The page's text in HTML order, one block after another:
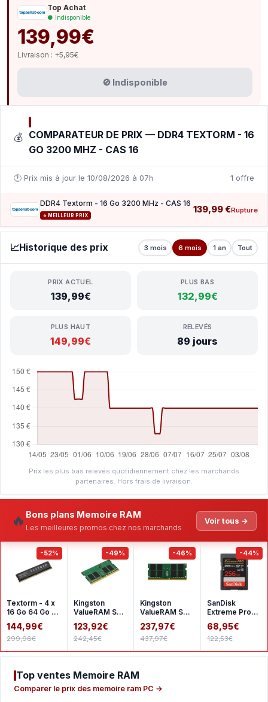
Top Achat
● Indisponible
139,99€
Livraison : +5,95€
🚫 Indisponible
💰 COMPARATEUR DE PRIX — DDR4 TEXTORM - 16
GO 3200 MHZ - CAS 16
🕐 Prix mis à jour le 10/08/2026 à 07h 1 offre
DDR4 Textorm - 16 Go 3200 MHz - CAS 16
⭐ MEILLEUR PRIX
139,99 €Rupture
📈Historique des prix 3 mois 6 mois 1 an Tout
PRIX ACTUEL
139,99€
PLUS BAS
132,99€
PLUS HAUT
149,99€
RELEVÉS
89 jours
Prix les plus bas relevés quotidiennement chez les marchands
partenaires. Hors frais de livraison.
🔥 Bons plans Memoire RAM
Les meilleures promos chez nos marchands
Voir tous →
-52%
Textorm - 4 x
16 Go 64 Go -
DDR4 2666
MHz - CL19
144,99€
299,96€
-49%
Kingston
ValueRAM SO-
DIMM 16 Go
DDR4 3200
MHz CL22
123,92€
242,45€
-46%
Kingston
ValueRAM SO-
DIMM 32 Go
DDR4 3200
MHz CL22
237,97€
437,97€
-44%
SanDisk
Extreme Pro
SDHC UHS-I
256 Go
SDSDXXD-
68,95€
122,53€
Top ventes Memoire RAM
Comparer le prix des memoire ram PC →